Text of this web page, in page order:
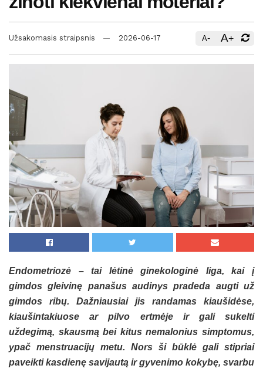
Užsakomasis straipsnis 2026-06-17 A- A+
Endometriozė – tai lėtinė ginekologinė liga, kai į
gimdos gleivinę panašus audinys pradeda augti už
gimdos ribų. Dažniausiai jis randamas kiaušidėse,
kiaušintakiuose ar pilvo ertmėje ir gali sukelti
uždegimą, skausmą bei kitus nemalonius simptomus,
ypač menstruacijų metu. Nors ši būklė gali stipriai
paveikti kasdienę savijautą ir gyvenimo kokybę, svarbu